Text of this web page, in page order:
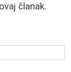
članak.